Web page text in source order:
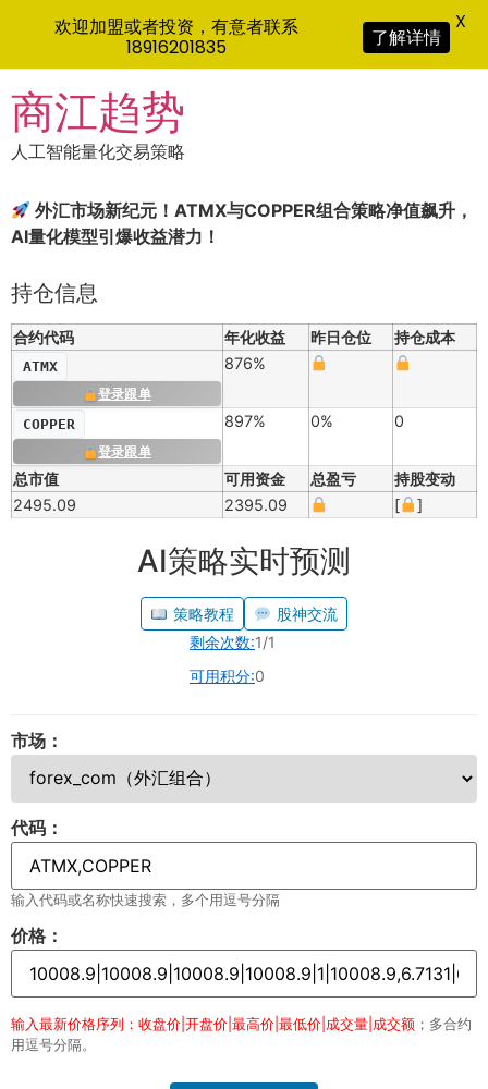
to
content
商江趋势
人工智能量化交易策略
外汇市场新纪元！ATMX与COPPER组合策略净值飙升，
AI量化模型引爆收益潜力！
持仓信息
合约代码 年化收益 昨日仓位 持仓成本
ATMX
登录跟单
876%
COPPER
登录跟单
897% 0% 0
总市值 可用资金 总盈亏
持股变动
2495.09
2395.09 [ ]
AI策略实时预测
策略教程
股神交流
剩余次数:1/1
可用积分:0
市场：
代码：
输入代码或名称快速搜索，多个用逗号分隔
价格：
输入最新价格序列：收盘价|开盘价|最高价|最低价|成交量|成交额 ；多合约
用逗号分隔。
欢迎加盟或者投资，有意者联系
18916201835
了解详情
X